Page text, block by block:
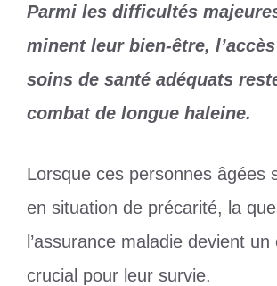
Parmi les difficultés
minent leur bien-être,
soins de santé adéquats
combat de longue haleine.
Lorsque ces personnes âgées
en situation de précarité, la
l’assurance maladie devient un
crucial pour leur survie.